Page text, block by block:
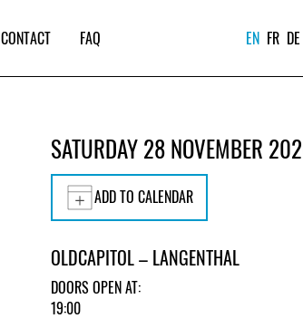
CONTACT FAQ EN FR DE
SATURDAY 28 NOVEMBER
ADD TO CALENDAR
OLDCAPITOL – LANGENTHAL
DOORS OPEN AT:
19:00